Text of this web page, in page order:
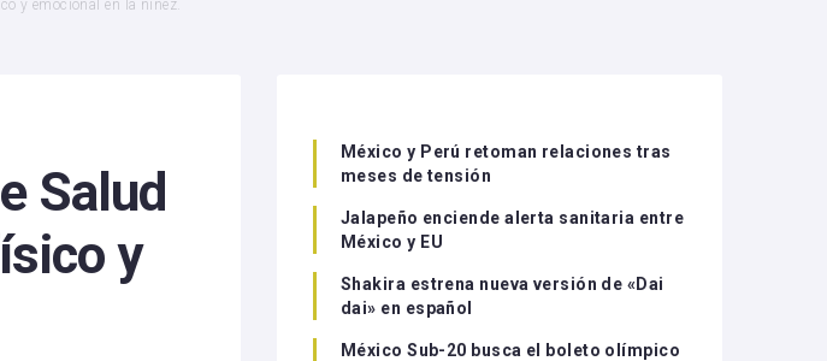
y emocional en la niñez.
Salud
y
México y Perú retoman relaciones tras
meses de tensión
Jalapeño enciende alerta sanitaria entre
México y EU
Shakira estrena nueva versión de «Dai
dai» en español
México Sub-20 busca el boleto olímpico